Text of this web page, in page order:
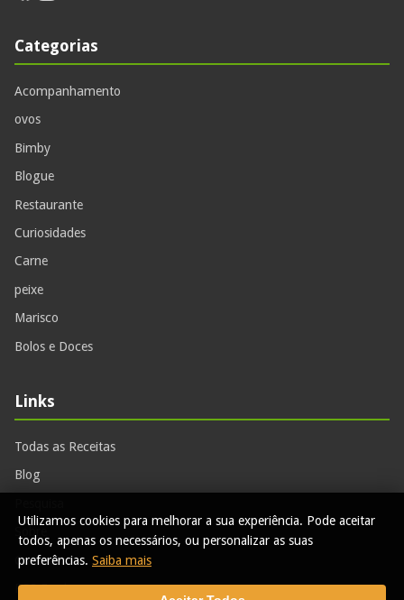
Categorias
Acompanhamento
ovos
Bimby
Blogue
Restaurante
Curiosidades
Carne
peixe
Marisco
Bolos e Doces
Links
Todas as Receitas
Blog
Contactos
RSS Feed
Utilizamos cookies para melhorar a sua experiência. Pode aceitar
todos, apenas os necessários, ou personalizar as suas
preferências. Saiba mais